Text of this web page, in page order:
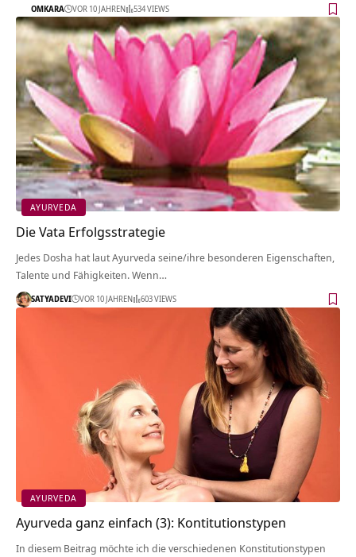
OMKARA VOR 10 JAHREN 534 VIEWS
AYURVEDA
Die Vata Erfolgsstrategie
Jedes Dosha hat laut Ayurveda seine/ihre besonderen Eigenschaften,
Talente und Fähigkeiten. Wenn…
SATYADEVI VOR 10 JAHREN 603 VIEWS
AYURVEDA
Ayurveda ganz einfach (3): Kontitutionstypen
In diesem Beitrag möchte ich die verschiedenen Konstitutionstypen